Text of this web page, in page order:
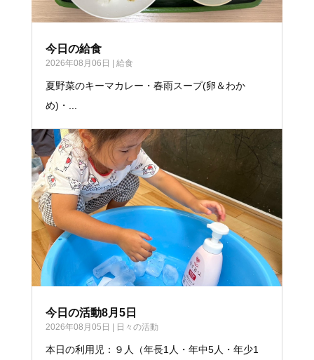
今日の給食
2026年08月06日 給食
夏野菜のキーマカレー・春雨スープ(卵＆わか
め)・...
今日の活動8月5日
2026年08月05日 日々の活動
本日の利用児：９人（年長1人・年中5人・年少1